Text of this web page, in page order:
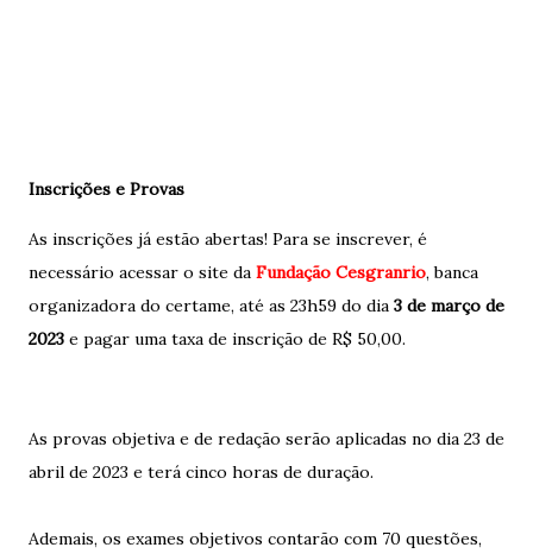
Inscrições e Provas
As inscrições já estão abertas! Para se inscrever, é
necessário acessar o site da Fundação Cesgranrio, banca
organizadora do certame, até as 23h59 do dia 3 de março de
2023 e pagar uma taxa de inscrição de R$ 50,00.
As provas objetiva e de redação serão aplicadas no dia 23 de
abril de 2023 e terá cinco horas de duração.
Ademais, os exames objetivos contarão com 70 questões,